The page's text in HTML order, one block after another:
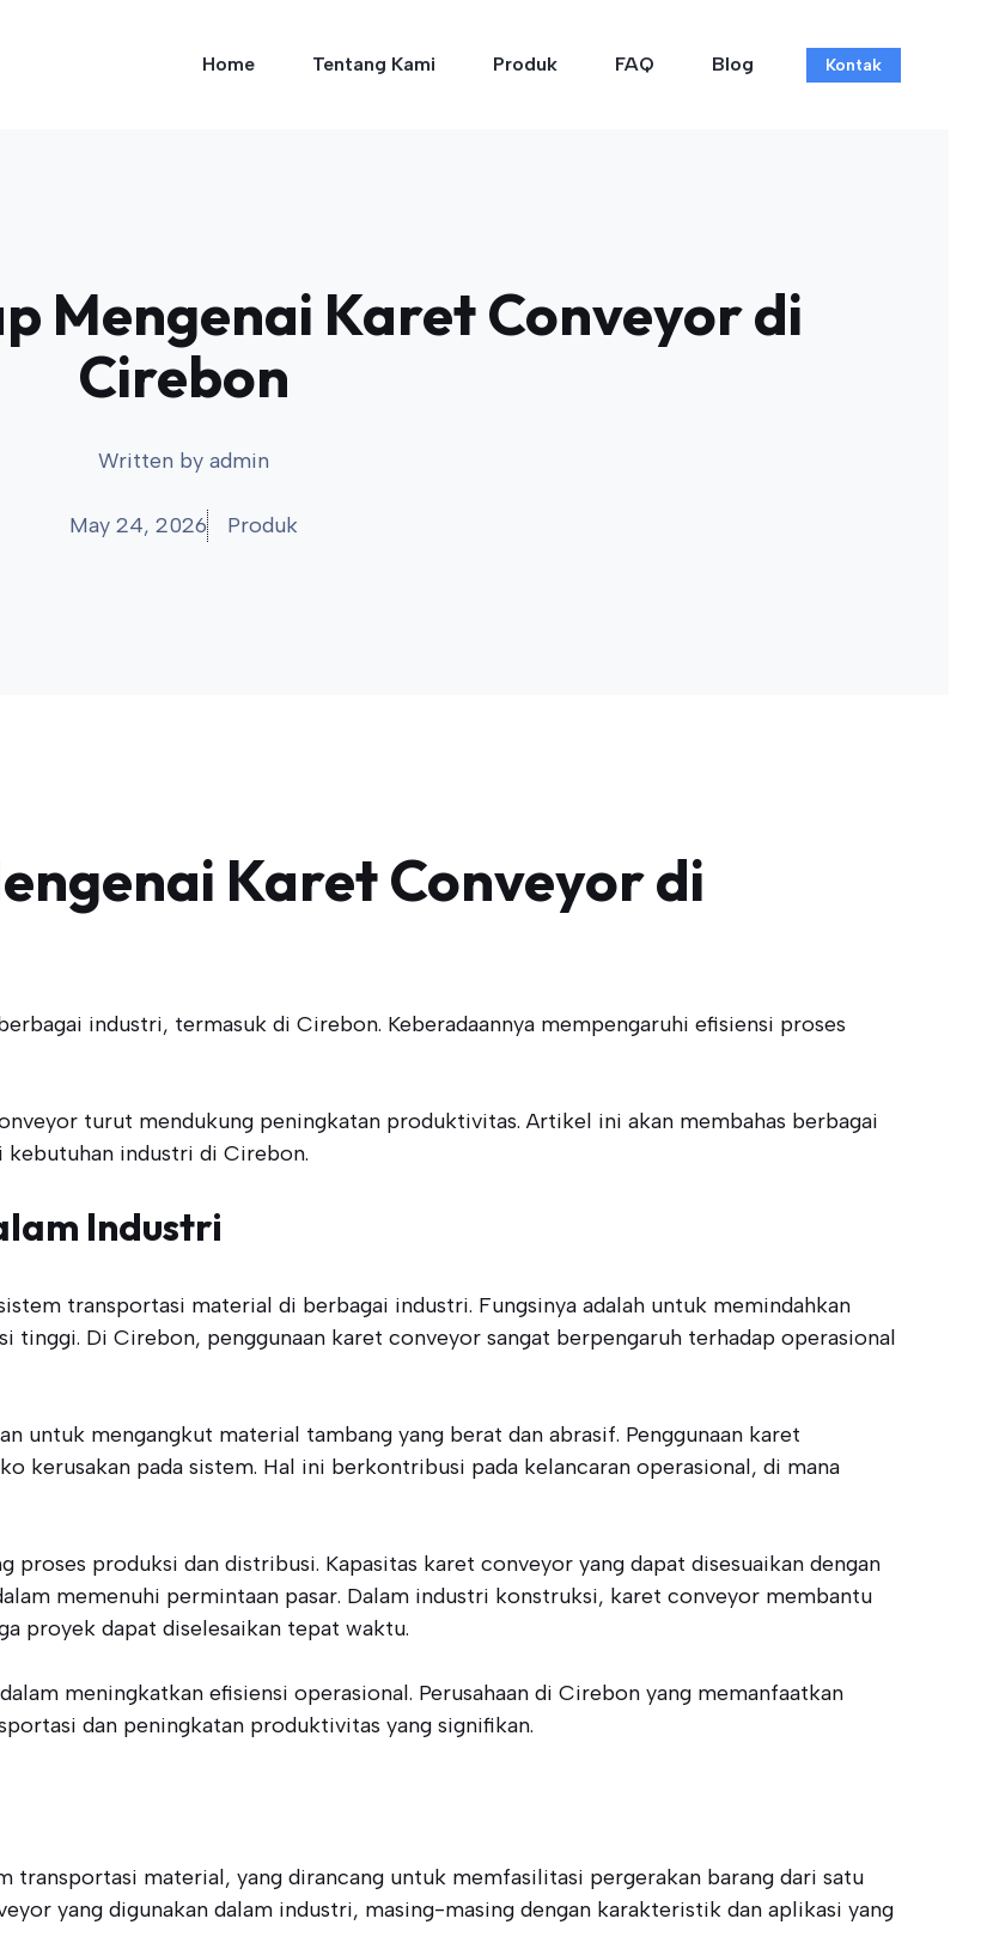
Home Tentang Kami Produk FAQ Blog Kontak
Mengenai Karet Conveyor di
Cirebon
Written by admin
May 24, 2026 Produk
Karet Conveyor di
industri, termasuk di Cirebon. Keberadaannya mempengaruhi efisiensi proses
turut mendukung peningkatan produktivitas. Artikel ini akan membahas berbagai
kebutuhan industri di Cirebon.
Industri
transportasi material di berbagai industri. Fungsinya adalah untuk memindahkan
tinggi. Di Cirebon, penggunaan karet conveyor sangat berpengaruh terhadap operasional
untuk mengangkut material tambang yang berat dan abrasif. Penggunaan karet
kerusakan pada sistem. Hal ini berkontribusi pada kelancaran operasional, di mana
produksi dan distribusi. Kapasitas karet conveyor yang dapat disesuaikan dengan
memenuhi permintaan pasar. Dalam industri konstruksi, karet conveyor membantu
proyek dapat diselesaikan tepat waktu.
meningkatkan efisiensi operasional. Perusahaan di Cirebon yang memanfaatkan
dan peningkatan produktivitas yang signifikan.
transportasi material, yang dirancang untuk memfasilitasi pergerakan barang dari satu
yang digunakan dalam industri, masing-masing dengan karakteristik dan aplikasi yang